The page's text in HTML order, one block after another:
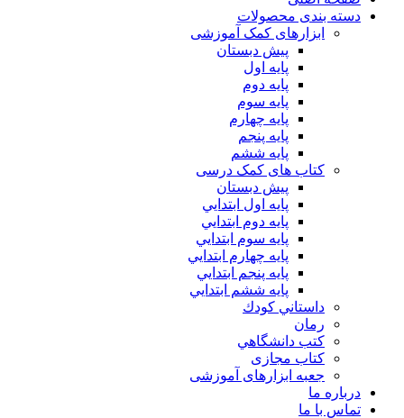
دسته بندی محصولات
ابزارهای کمک آموزشی
پیش دبستان
پایه اول
پایه دوم
پایه سوم
پایه چهارم
پايه پنجم
پایه ششم
کتاب های کمک درسی
پیش دبستان
پايه اول ابتدايي
پايه دوم ابتدايي
پايه سوم ابتدايي
پايه چهارم ابتدايي
پايه پنجم ابتدايي
پايه ششم ابتدايي
داستاني كودك
رمان
كتب دانشگاهي
کتاب مجازی
جعبه ابزارهای آموزشی
درباره ما
تماس با ما